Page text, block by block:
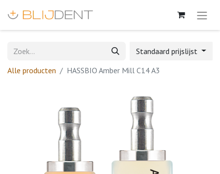
Standaard prijslijst
Alle producten
HASSBIO Amber Mill C14 A3